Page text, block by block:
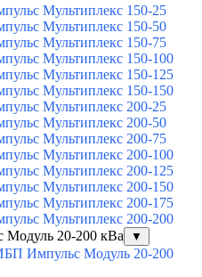
Мультиплекс 150-25
Мультиплекс 150-50
Мультиплекс 150-75
Мультиплекс 150-100
Мультиплекс 150-125
Мультиплекс 150-150
Мультиплекс 200-25
Мультиплекс 200-50
Мультиплекс 200-75
Мультиплекс 200-100
Мультиплекс 200-125
Мультиплекс 200-150
Мультиплекс 200-175
Мультиплекс 200-200
20-200 кВа
▼
Импульс Модуль 20-200